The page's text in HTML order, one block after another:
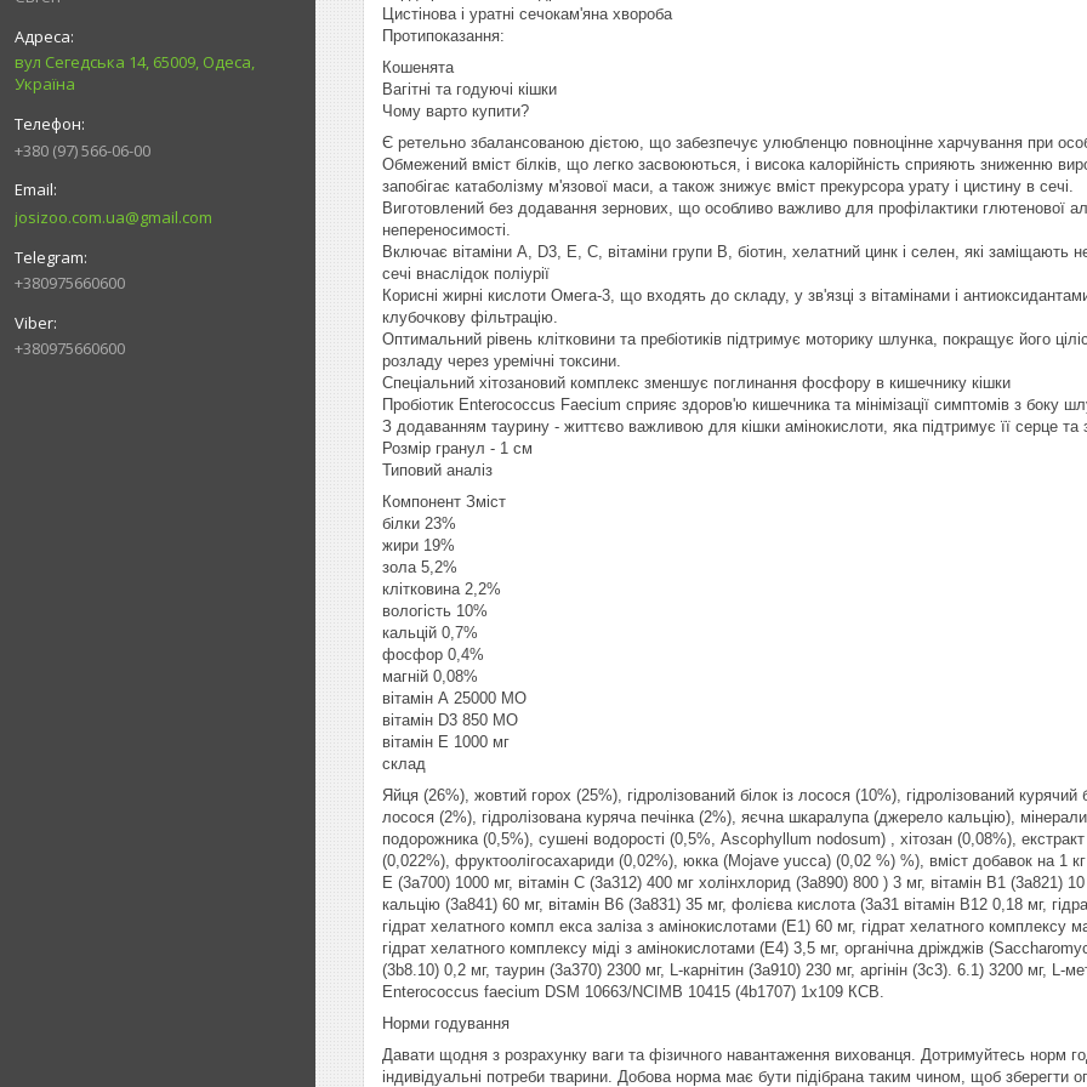
вул Сегедська 14, 65009, Одеса,
Україна
+380 (97) 566-06-00
josizoo.com.ua@gmail.com
+380975660600
+380975660600
Цистінова і уратні сечокам'яна хвороба
Протипоказання:
Кошенята
Вагітні та годуючі кішки
Чому варто купити?
Є ретельно збалансованою дієтою, що забезпечує улюбленцю повноцінне харчування при
Обмежений вміст білків, що легко засвоюються, і висока калорійність сприяють зниженню
запобігає катаболізму м'язової маси, а також знижує вміст прекурсора урату і цистину в сечі.
Виготовлений без додавання зернових, що особливо важливо для профілактики глютенової
непереносимості.
Включає вітаміни А, D3, Е, С, вітаміни групи В, біотин, хелатний цинк і селен, які заміщають
сечі внаслідок поліурії
Корисні жирні кислоти Омега-3, що входять до складу, у зв'язці з вітамінами і
клубочкову фільтрацію.
Оптимальний рівень клітковини та пребіотиків підтримує моторику шлунка, покращує його
розладу через уремічні токсини.
Спеціальний хітозановий комплекс зменшує поглинання фосфору в кишечнику кішки
Пробіотик Enterococcus Faecium сприяє здоров'ю кишечника та мінімізації симптомів з боку
З додаванням таурину - життєво важливою для кішки амінокислоти, яка підтримує її серце та
Розмір гранул - 1 см
Типовий аналіз
Компонент Зміст
білки 23%
жири 19%
зола 5,2%
клітковина 2,2%
вологість 10%
кальцій 0,7%
фосфор 0,4%
магній 0,08%
вітамін А 25000 МО
вітамін D3 850 МО
вітамін Е 1000 мг
склад
Яйця (26%), жовтий горох (25%), гідролізований білок із лосося (10%), гідролізований
лосося (2%), гідролізована куряча печінка (2%), яєчна шкаралупа (джерело кальцію),
подорожника (0,5%), сушені водорості (0,5%, Ascophyllum nodosum) , хітозан (0,08%),
(0,022%), фруктоолігосахариди (0,02%), юкка (Mojave yucca) (0,02 %) %), вміст добавок на 1
E (3a700) 1000 мг, вітамін C (3a312) 400 мг холінхлорид (3a890) 800 ) 3 мг, вітамін B1 (3a821)
кальцію (3a841) 60 мг, вітамін B6 (3a831) 35 мг, фолієва кислота (3a31 вітамін B12 0,18 мг,
гідрат хелатного компл екса заліза з амінокислотами (E1) 60 мг, гідрат хелатного
гідрат хелатного комплексу міді з амінокислотами (E4) 3,5 мг, органічна дріжджів
(3b8.10) 0,2 мг, таурин (3a370) 2300 мг, L-карнітин (3a910) 230 мг, аргінін (3c3). 6.1) 3200 мг, L-
Enterococcus faecium DSM 10663/NCIMB 10415 (4b1707) 1x109 КСВ.
Норми годування
Давати щодня з розрахунку ваги та фізичного навантаження вихованця. Дотримуйтесь норм
індивідуальні потреби тварини. Добова норма має бути підібрана таким чином, щоб зберегти